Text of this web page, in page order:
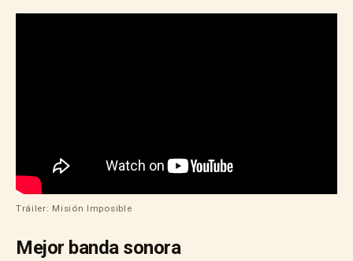
Tráiler: Misión Imposible
Mejor banda sonora